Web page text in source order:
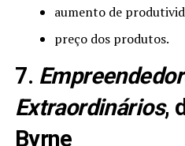
aumento de
preço dos produtos.
7.
Extraordinários,
Byrne